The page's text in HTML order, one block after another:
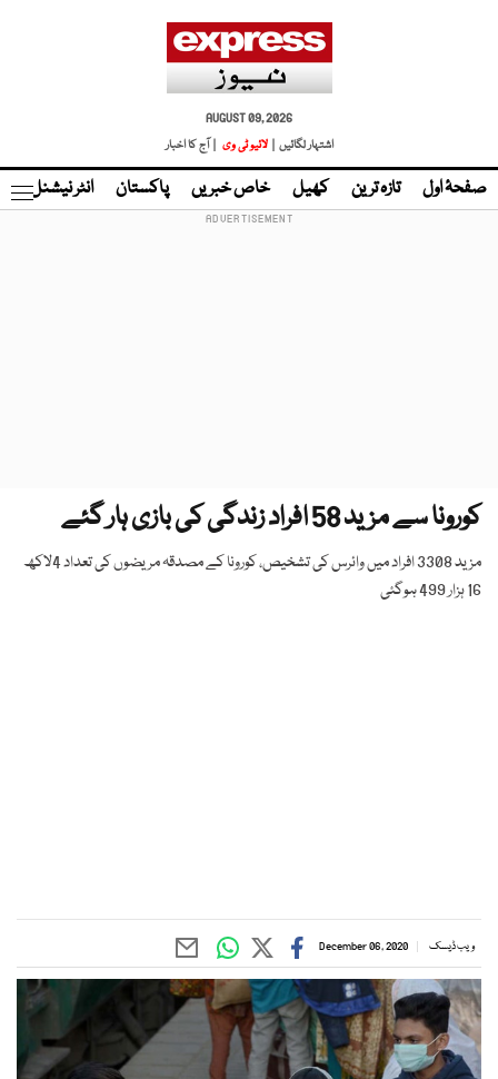
AUGUST 09, 2026
اشتہار لگائیں |
لائیو ٹی وی | آج کا اخبار
صفحۂ اول تازہ ترین کھیل خاص خبریں پاکستان انٹر نیشنل
کورونا سے مزید 58 افراد زندگی کی بازی ہار گئے
مزید 3308 افراد میں وائرس کی تشخیص، کورونا کے مصدقہ مریضوں کی تعداد 4لاکھ
16 ہزار 499 ہوگئی
ویب ڈیسک December 06, 2020